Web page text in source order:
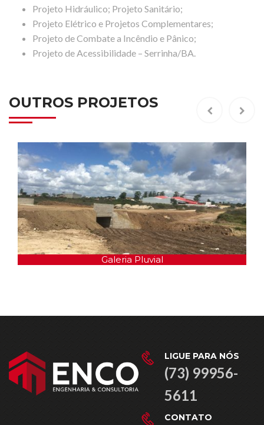
Projeto Hidráulico; Projeto Sanitário;
Projeto Elétrico e Projetos Complementares;
Projeto de Combate a Incêndio e Pânico;
Projeto de Acessibilidade – Serrinha/BA.
OUTROS PROJETOS
Galeria Pluvial
LIGUE PARA NÓS
(73) 99956-
5611
CONTATO